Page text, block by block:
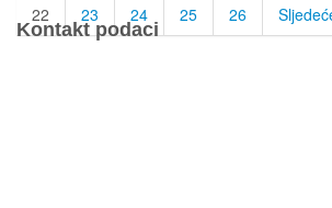
22
23 24 25 26
Kontakt podaci